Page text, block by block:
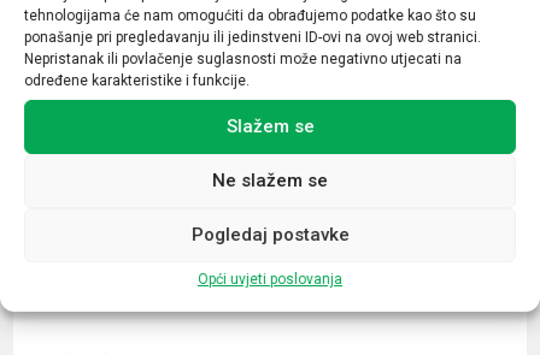
tehnologijama će nam omogućiti da obrađujemo podatke kao što su
ponašanje pri pregledavanju ili jedinstveni ID-ovi na ovoj web stranici.
Nepristanak ili povlačenje suglasnosti može negativno utjecati na
određene karakteristike i funkcije.
Slažem se
Ne slažem se
Pogledaj postavke
Opći uvjeti poslovanja
crvena
Povezani proizvodi